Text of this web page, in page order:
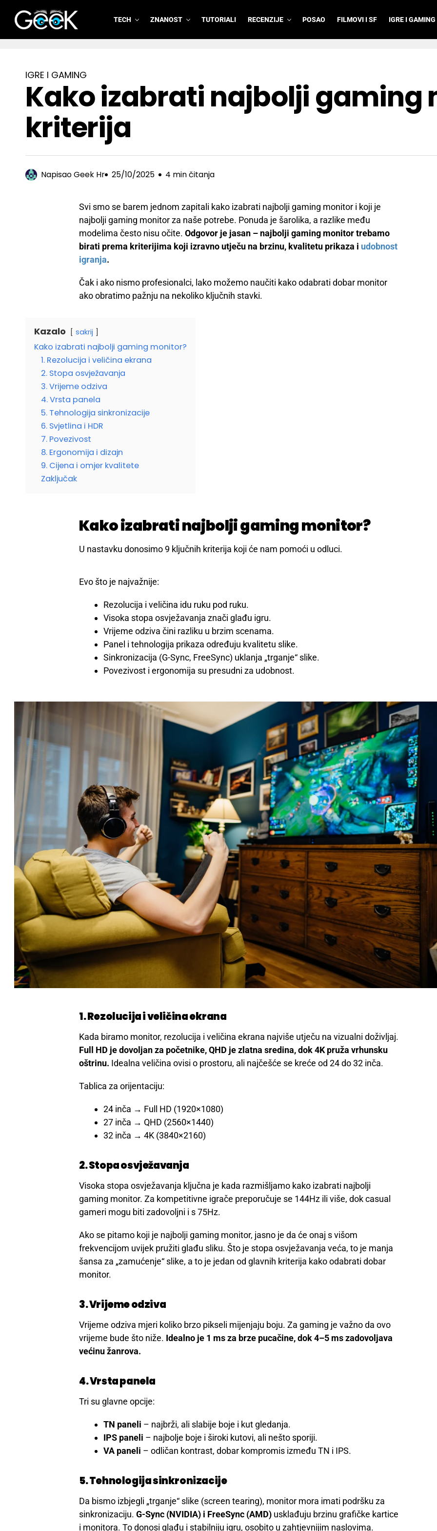
GeeK.hr
TECH ZNANOST TUTORIALI RECENZIJE POSAO FILMOVI I SF IGRE I GAMING
IGRE I GAMING
Kako izabrati najbolji gaming
kriterija
NapisaoGeek Hr 25/10/2025 4 min čitanja
Svi smo se barem jednom zapitali kako izabrati najbolji gaming monitor i koji je
najbolji gaming monitor za naše potrebe. Ponuda je šarolika, a razlike među
modelima često nisu očite. Odgovor je jasan – najbolji gaming monitor trebamo
birati prema kriterijima koji izravno utječu na brzinu, kvalitetu prikaza i udobnost
igranja.
Čak i ako nismo profesionalci, lako možemo naučiti kako odabrati dobar monitor
ako obratimo pažnju na nekoliko ključnih stavki.
Kazalo sakrij
Kako izabrati najbolji gaming monitor?
1. Rezolucija i veličina ekrana
2. Stopa osvježavanja
3. Vrijeme odziva
4. Vrsta panela
5. Tehnologija sinkronizacije
6. Svjetlina i HDR
7. Povezivost
8. Ergonomija i dizajn
9. Cijena i omjer kvalitete
Zaključak
Kako izabrati najbolji gaming monitor?
U nastavku donosimo 9 ključnih kriterija koji će nam pomoći u odluci.
Evo što je najvažnije:
Rezolucija i veličina idu ruku pod ruku.
Visoka stopa osvježavanja znači glađu igru.
Vrijeme odziva čini razliku u brzim scenama.
Panel i tehnologija prikaza određuju kvalitetu slike.
Sinkronizacija (G-Sync, FreeSync) uklanja „trganje“ slike.
Povezivost i ergonomija su presudni za udobnost.
1. Rezolucija i veličina ekrana
Kada biramo monitor, rezolucija i veličina ekrana najviše utječu na vizualni doživljaj.
Full HD je dovoljan za početnike, QHD je zlatna sredina, dok 4K pruža vrhunsku
oštrinu. Idealna veličina ovisi o prostoru, ali najčešće se kreće od 24 do 32 inča.
Tablica za orijentaciju:
24 inča → Full HD (1920×1080)
27 inča → QHD (2560×1440)
32 inča → 4K (3840×2160)
2. Stopa osvježavanja
Visoka stopa osvježavanja ključna je kada razmišljamo kako izabrati najbolji
gaming monitor. Za kompetitivne igrače preporučuje se 144Hz ili više, dok casual
gameri mogu biti zadovoljni i s 75Hz.
Ako se pitamo koji je najbolji gaming monitor, jasno je da će onaj s višom
frekvencijom uvijek pružiti glađu sliku. Što je stopa osvježavanja veća, to je manja
šansa za „zamućenje“ slike, a to je jedan od glavnih kriterija kako odabrati dobar
monitor.
3. Vrijeme odziva
Vrijeme odziva mjeri koliko brzo pikseli mijenjaju boju. Za gaming je važno da ovo
vrijeme bude što niže. Idealno je 1 ms za brze pucačine, dok 4–5 ms zadovoljava
većinu žanrova.
4. Vrsta panela
Tri su glavne opcije:
TN paneli – najbrži, ali slabije boje i kut gledanja.
IPS paneli – najbolje boje i široki kutovi, ali nešto sporiji.
VA paneli – odličan kontrast, dobar kompromis između TN i IPS.
5. Tehnologija sinkronizacije
Da bismo izbjegli „trganje“ slike (screen tearing), monitor mora imati podršku za
sinkronizaciju. G-Sync (NVIDIA) i FreeSync (AMD) usklađuju brzinu grafičke kartice
i monitora. To donosi glađu i stabilniju igru, osobito u zahtjevnijim naslovima.